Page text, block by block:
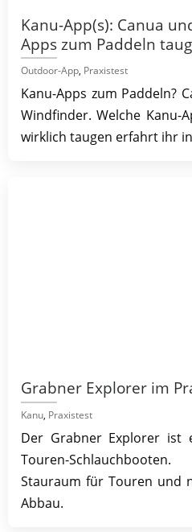
Kanu-App(s): Canua
Apps zum Paddeln
Outdoor-App, Praxistest
Kanu-Apps zum Paddeln?
Windfinder. Welche Kanu-
wirklich taugen erfahrt ihr
Grabner Explorer im
Kanu, Praxistest
Der Grabner Explorer ist
Touren-
Stauraum für Touren und
Abbau.